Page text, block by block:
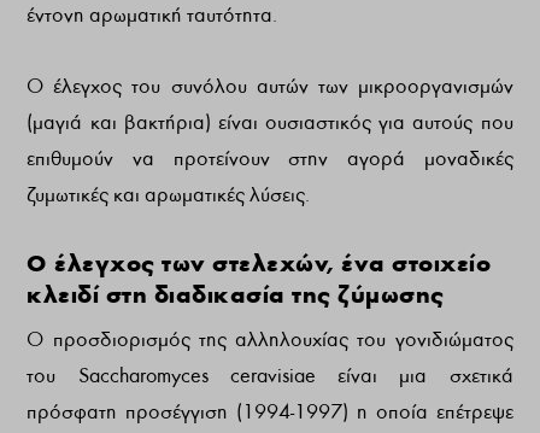
έντονη αρωματική ταυτότητα.
Ο έλεγχος του συνόλου αυτών των μικροοργανισμών
(μαγιά και βακτήρια) είναι ουσιαστικός για αυτούς που
επιθυμούν να προτείνουν στην αγορά μοναδικές
ζυμωτικές και αρωματικές λύσεις.
Ο έλεγχος των στελεχών, ένα στοιχείο
κλειδί στη διαδικασία της ζύμωσης
Ο προσδιορισμός της αλληλουχίας του γονιδιώματος
του Saccharomyces ceravisiae είναι μια σχετικά
πρόσφατη προσέγγιση (1994-1997) η οποία επέτρεψε